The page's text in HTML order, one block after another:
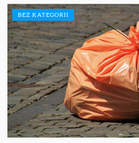
BEZ KATEGORII